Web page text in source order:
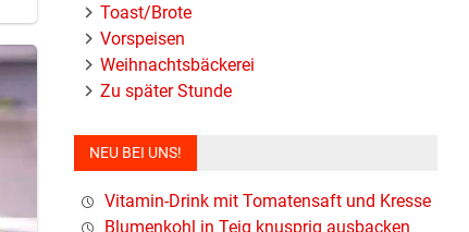
Toast/Brote
Vorspeisen
Weihnachtsbäckerei
Zu später Stunde
NEU BEI UNS!
Vitamin-Drink mit Tomatensaft und Kresse
Blumenkohl in Teig knusprig ausbacken